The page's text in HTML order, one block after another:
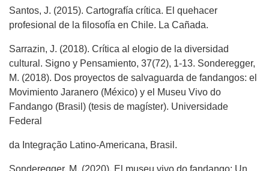
Santos, J. (2015). Cartografía crítica. El quehacer
profesional de la filosofía en Chile. La Cañada.
Sarrazin, J. (2018). Crítica al elogio de la diversidad
cultural. Signo y Pensamiento, 37(72), 1-13. Sonderegger,
M. (2018). Dos proyectos de salvaguarda de fandangos: el
Movimiento Jaranero (México) y el Museu Vivo do
Fandango (Brasil) (tesis de magíster). Universidade
Federal
da Integração Latino-Americana, Brasil.